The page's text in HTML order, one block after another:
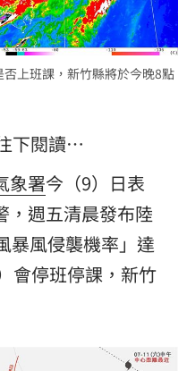
上班課，新竹縣將於今晚8點
下閱讀…
象署今（9）日表
，週五清晨發布陸
暴風侵襲機率」達
會停班停課， 新竹